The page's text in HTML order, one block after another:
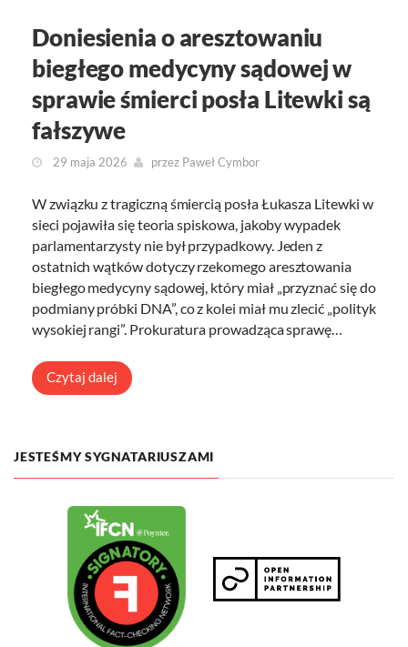
Doniesienia o aresztowaniu
biegłego medycyny sądowej w
sprawie śmierci posła Litewki są
fałszywe
29 maja 2026 przez Paweł Cymbor
W związku z tragiczną śmiercią posła Łukasza Litewki w
sieci pojawiła się teoria spiskowa, jakoby wypadek
parlamentarzysty nie był przypadkowy. Jeden z
ostatnich wątków dotyczy rzekomego aresztowania
biegłego medycyny sądowej, który miał „przyznać się do
podmiany próbki DNA”, co z kolei miał mu zlecić „polityk
wysokiej rangi”. Prokuratura prowadząca sprawę…
Czytaj dalej
JESTEŚMY SYGNATARIUSZAMI